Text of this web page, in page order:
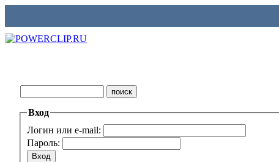
Вход
Логин или e-mail:
Пароль: